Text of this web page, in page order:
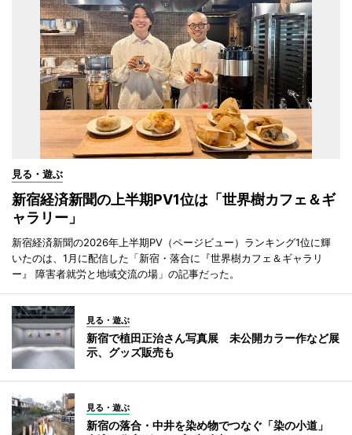
見る・遊ぶ
新宿経済新聞の上半期PV1位は「世界樹カフェ＆ギ
ャラリー」
新宿経済新聞の2026年上半期PV（ページビュー）ランキング1位に輝
いたのは、1月に配信した「新宿・落合に『世界樹カフェ＆ギャラリ
ー』 障害者就労と地域交流の場」の記事だった。
見る・遊ぶ
新宿で植田正治さん写真展 未公開カラー作など展
示、グッズ販売も
見る・遊ぶ
新宿の落合・中井を染め物でつなぐ「染の小道」